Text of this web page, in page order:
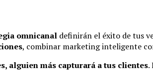
omnicanal definirán el éxito de tus
, combinar marketing inteligente
alguien más capturará a tus clientes.